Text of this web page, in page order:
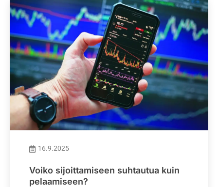
16.9.2025
Voiko sijoittamiseen suhtautua kuin
pelaamiseen?